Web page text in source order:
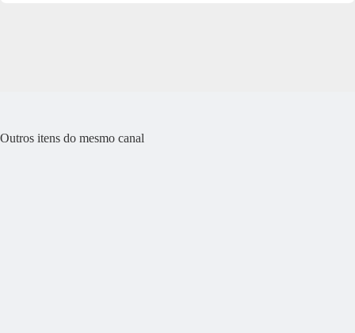
Outros itens do mesmo canal